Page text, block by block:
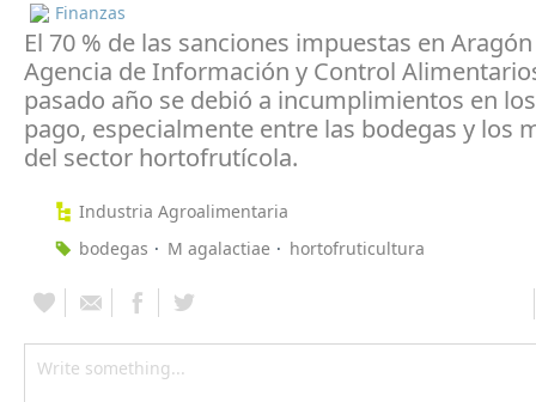
Finanzas
El 70 % de las sanciones impuestas en
Agencia de Información y Control
pasado año se debió a incumplimientos en
pago, especialmente entre las bodegas y los
del sector hortofrutícola.
Industria Agroalimentaria
bodegas
M agalactiae hortofruticultura